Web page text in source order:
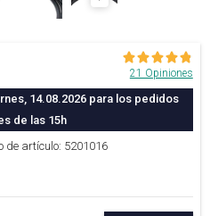
21 Opiniones
14.08.2026 para los pedidos
de las 15h
de artículo: 5201016